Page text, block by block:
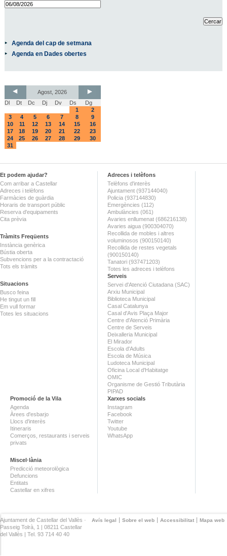
Agenda del cap de setmana
Agenda en Dades obertes
Agost, 2026
Dl
Dt Dc Dj Dv Ds
Dg
1
2
3
4 5 6 7 8
9
10
11 12 13 14 15
16
17
18 19 20 21 22
23
24
25 26 27 28 29
30
31
Et podem ajudar?
Com arribar a Castellar
Adreces i telèfons
Farmàcies de guàrdia
Horaris de transport públic
Reserva d'equipaments
Cita prèvia
Tràmits Freqüents
Instància genèrica
Bústia oberta
Subvencions per a la contractació
Tots els tràmits
Situacions
Busco feina
He tingut un fill
Em vull formar
Totes les situacions
Adreces i telèfons
Telèfons d'interès
Ajuntament (937144040)
Policia (937144830)
Emergències (112)
Ambulàncies (061)
Avaries enllumenat (686216138)
Avaries aigua (900304070)
Recollida de mobles i altres
voluminosos (900150140)
Recollida de restes vegetals
(900150140)
Tanatori (937471203)
Totes les adreces i telèfons
Serveis
Servei d'Atenció Ciutadana (SAC)
Arxiu Municipal
Biblioteca Municipal
Casal Catalunya
Casal d'Avis Plaça Major
Centre d'Atenció Primària
Centre de Serveis
Deixalleria Municipal
El Mirador
Escola d'Adults
Escola de Música
Ludoteca Municipal
Oficina Local d'Habitatge
OMIC
Organisme de Gestió Tributària
PIPAD
Promoció de la Vila
Agenda
Àrees d'esbarjo
Llocs d'interès
Itineraris
Comerços, restaurants i serveis
privats
Miscel·lània
Predicció meteorològica
Defuncions
Entitats
Castellar en xifres
Xarxes socials
Instagram
Facebook
Twitter
Youtube
WhatsApp
Avís legal Sobre el web Accessibilitat Mapa web
Ajuntament de Castellar del Vallès ·
Passeig Tolrà, 1 | 08211 Castellar
del Vallès | Tel. 93 714 40 40